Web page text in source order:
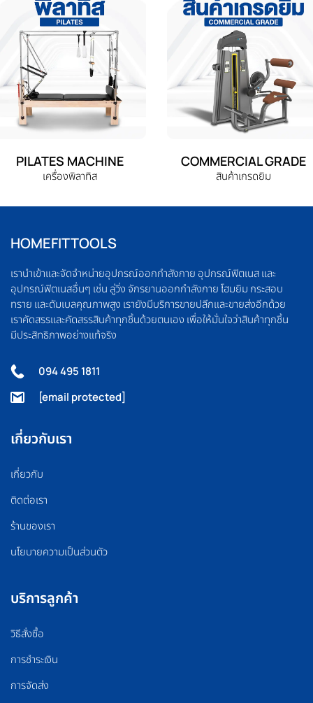
PILATES MACHINE
เครื่องพิลาทิส
COMMERCIAL GRADE
สินค้าเกรดยิม
HOMEFITTOOLS
เรานำเข้าและจัดจำหน่ายอุปกรณ์ออกกำลังกาย อุปกรณ์ฟิตเนส และ
อุปกรณ์ฟิตเนสอื่นๆ เช่น ลู่วิ่ง จักรยานออกกำลังกาย โฮมยิม กระสอบ
ทราย และดัมเบลคุณภาพสูง เรายังมีบริการขายปลีกและขายส่งอีกด้วย
เราคัดสรรและคัดสรรสินค้าทุกชิ้นด้วยตนเอง เพื่อให้มั่นใจว่าสินค้าทุกชิ้น
มีประสิทธิภาพอย่างแท้จริง
094 495 1811
[email protected]
เกี่ยวกับเรา
เกี่ยวกับ
ติดต่อเรา
ร้านของเรา
นโยบายความเป็นส่วนตัว
บริการลูกค้า
วิธีสั่งซื้อ
การชำระเงิน
การจัดส่ง